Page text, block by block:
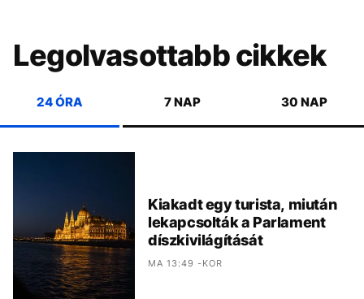
Legolvasottabb cikkek
24 ÓRA 7 NAP 30 NAP
Kiakadt egy turista, miután
lekapcsolták a Parlament
díszkivilágítását
MA 13:49 -KOR